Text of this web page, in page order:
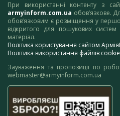
При використанні контенту з
armyinform.com.ua обов’язкове.
обов’язковим є розміщення у
відкритого для пошукових
матеріал.
Політика користування сайтом
Політика використання файлів cookie
Зауваження та пропозиції по
webmaster@armyinform.com.ua